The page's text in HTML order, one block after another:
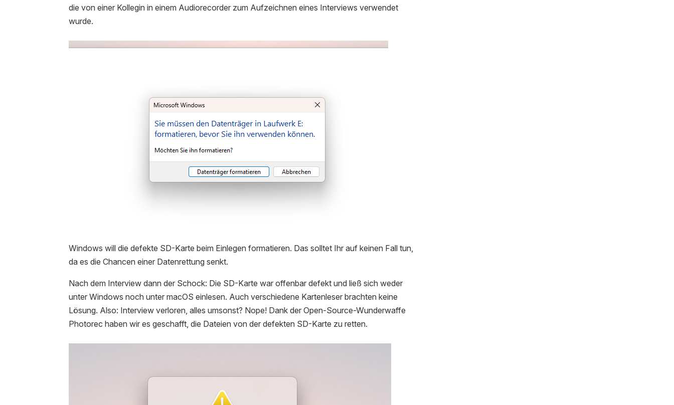
die von einer Kollegin in einem Audiorecorder zum Aufzeichnen eines Interviews verwendet
wurde.
Windows will die defekte SD-Karte beim Einlegen formatieren. Das solltet Ihr auf keinen Fall tun,
da es die Chancen einer Datenrettung senkt.
Nach dem Interview dann der Schock: Die SD-Karte war offenbar defekt und ließ sich weder
unter Windows noch unter macOS einlesen. Auch verschiedene Kartenleser brachten keine
Lösung. Also: Interview verloren, alles umsonst? Nope! Dank der Open-Source-Wunderwaffe
Photorec haben wir es geschafft, die Dateien von der defekten SD-Karte zu retten.